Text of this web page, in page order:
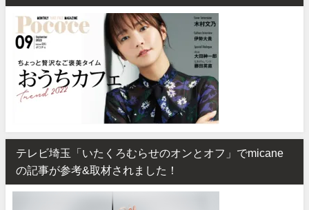
テレビ埼玉「いたくろむらせのオンとオフ」でmicane
の記事が参考&取材されました！